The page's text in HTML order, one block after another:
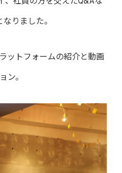
りました。
ットフォームの紹介と動画
ン。